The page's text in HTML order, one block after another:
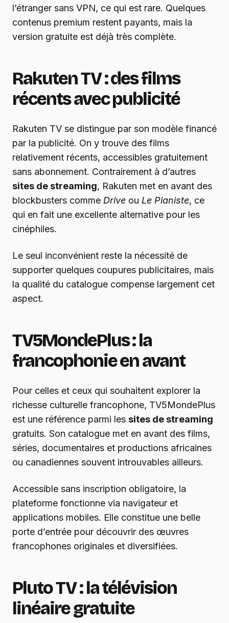
l’étranger sans VPN, ce qui est rare. Quelques
contenus premium restent payants, mais la
version gratuite est déjà très complète.
Rakuten TV : des films
récents avec publicité
Rakuten TV se distingue par son modèle financé
par la publicité. On y trouve des films
relativement récents, accessibles gratuitement
sans abonnement. Contrairement à d’autres
sites de streaming, Rakuten met en avant des
blockbusters comme Drive ou Le Pianiste, ce
qui en fait une excellente alternative pour les
cinéphiles.
Le seul inconvénient reste la nécessité de
supporter quelques coupures publicitaires, mais
la qualité du catalogue compense largement cet
aspect.
TV5MondePlus : la
francophonie en avant
Pour celles et ceux qui souhaitent explorer la
richesse culturelle francophone, TV5MondePlus
est une référence parmi les sites de streaming
gratuits. Son catalogue met en avant des films,
séries, documentaires et productions africaines
ou canadiennes souvent introuvables ailleurs.
Accessible sans inscription obligatoire, la
plateforme fonctionne via navigateur et
applications mobiles. Elle constitue une belle
porte d’entrée pour découvrir des œuvres
francophones originales et diversifiées.
Pluto TV : la télévision
linéaire gratuite